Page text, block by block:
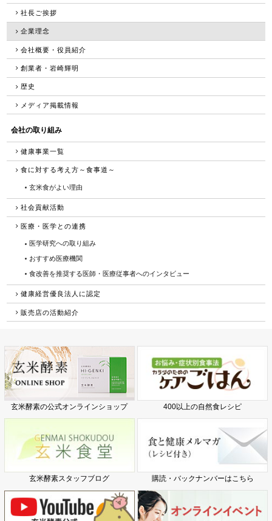
社長ご挨拶
企業理念
会社概要・役員紹介
創業者・岩崎輝明
歴史
メディア掲載情報
会社の取り組み
健康事業一覧
食に対する考え方～食事道～
玄米食がよい理由
社会貢献活動
医療・医学との連携
医学研究への取り組み
おすすめ医療機関
食改善を推奨する医師・医療従事者へのインタビュー
健康経営優良法人に認定
販売店の活動紹介
玄米酵素の公式オンラインショップ 400以上の自然食レシピ
玄米酵素スタッフブログ 購読・バックナンバーはこちら